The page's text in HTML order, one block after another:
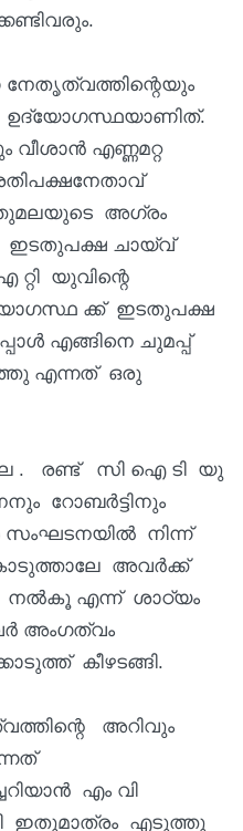
ഉദ്യോഗസ്ഥയാണിത്.
എണ്ണമറ്റ
അഗ്രം
ഇടതുപക്ഷ ചായ്‌വ്
റ്റി യുവിന്റെ
ക്ക് ഇടതുപക്ഷ
എങ്ങിനെ ചുമപ്പ്
എന്നത് ഒരു
. രണ്ട് സി ഐ ടി യു
റോബർട്ടിനും
സംഘടനയിൽ നിന്ന്
അവർക്ക്
നൽകൂ എന്ന് ശാഠ്യം
അംഗത്വം
കീഴടങ്ങി.
അറിവും
എം വി
ഇതുമാത്രം എടുത്തു